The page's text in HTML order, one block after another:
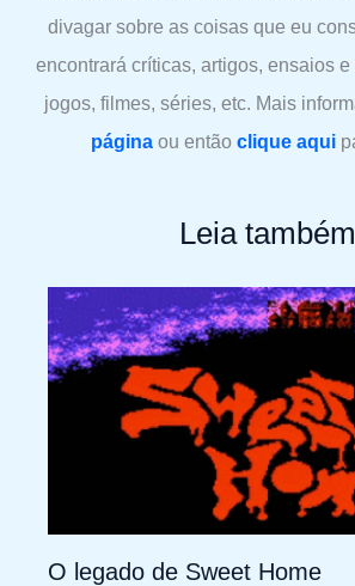
divagar sobre as coisas que eu
encontrará críticas, artigos, ensaios
jogos, filmes, séries, etc. Mais
páginaou então clique aqui
Leia também
O legado de Sweet Home